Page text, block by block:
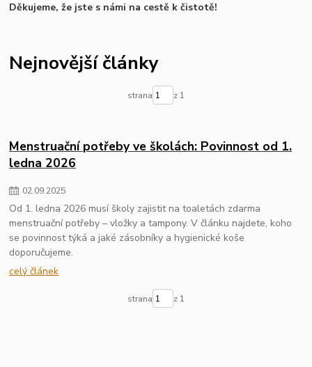
Děkujeme, že jste s námi na cestě k čistotě!
Nejnovější články
strana z 1
Menstruační potřeby ve školách: Povinnost od 1.
ledna 2026
02.09.2025
Od 1. ledna 2026 musí školy zajistit na toaletách zdarma
menstruační potřeby – vložky a tampony. V článku najdete, koho
se povinnost týká a jaké zásobníky a hygienické koše
doporučujeme.
celý článek
strana z 1